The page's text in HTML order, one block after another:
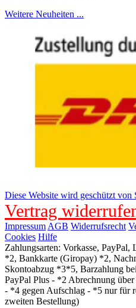
Weitere Neuheiten ...
Diese Website wird geschützt von
Vertrag
Impressum AGB Widerrufsrecht
Cookies Hilfe
Zahlungsarten: Vorkasse,
*2, Bankkarte (Giropay) *2,
Skontoabzug *3*5, Barzahlung
PayPal Plus - *2 Abrechnung
- *4 gegen Aufschlag - *5 nur für
zweiten Bestellung)